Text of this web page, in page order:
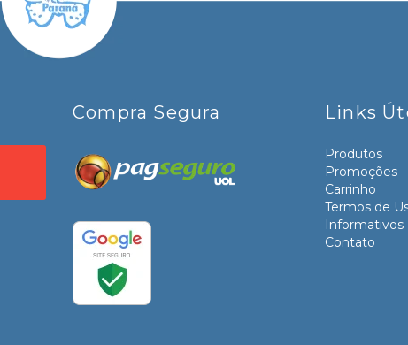
Compra Segura Links
Produtos
Promoções
Carrinho
Termos de
Informativos
Contato